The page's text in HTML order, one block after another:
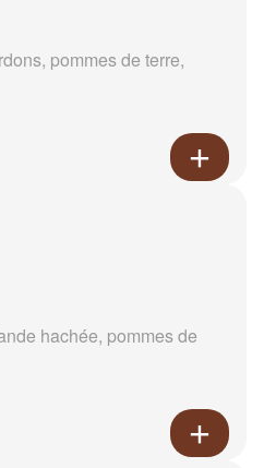
pommes de terre,
hachée, pommes de